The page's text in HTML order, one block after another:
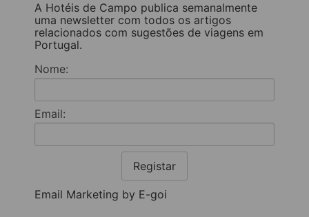
A Hotéis de Campo publica semanalmente
uma newsletter com todos os artigos
relacionados com sugestões de viagens em
Portugal.
Nome:
Email:
Registar
Email Marketing by E-goi